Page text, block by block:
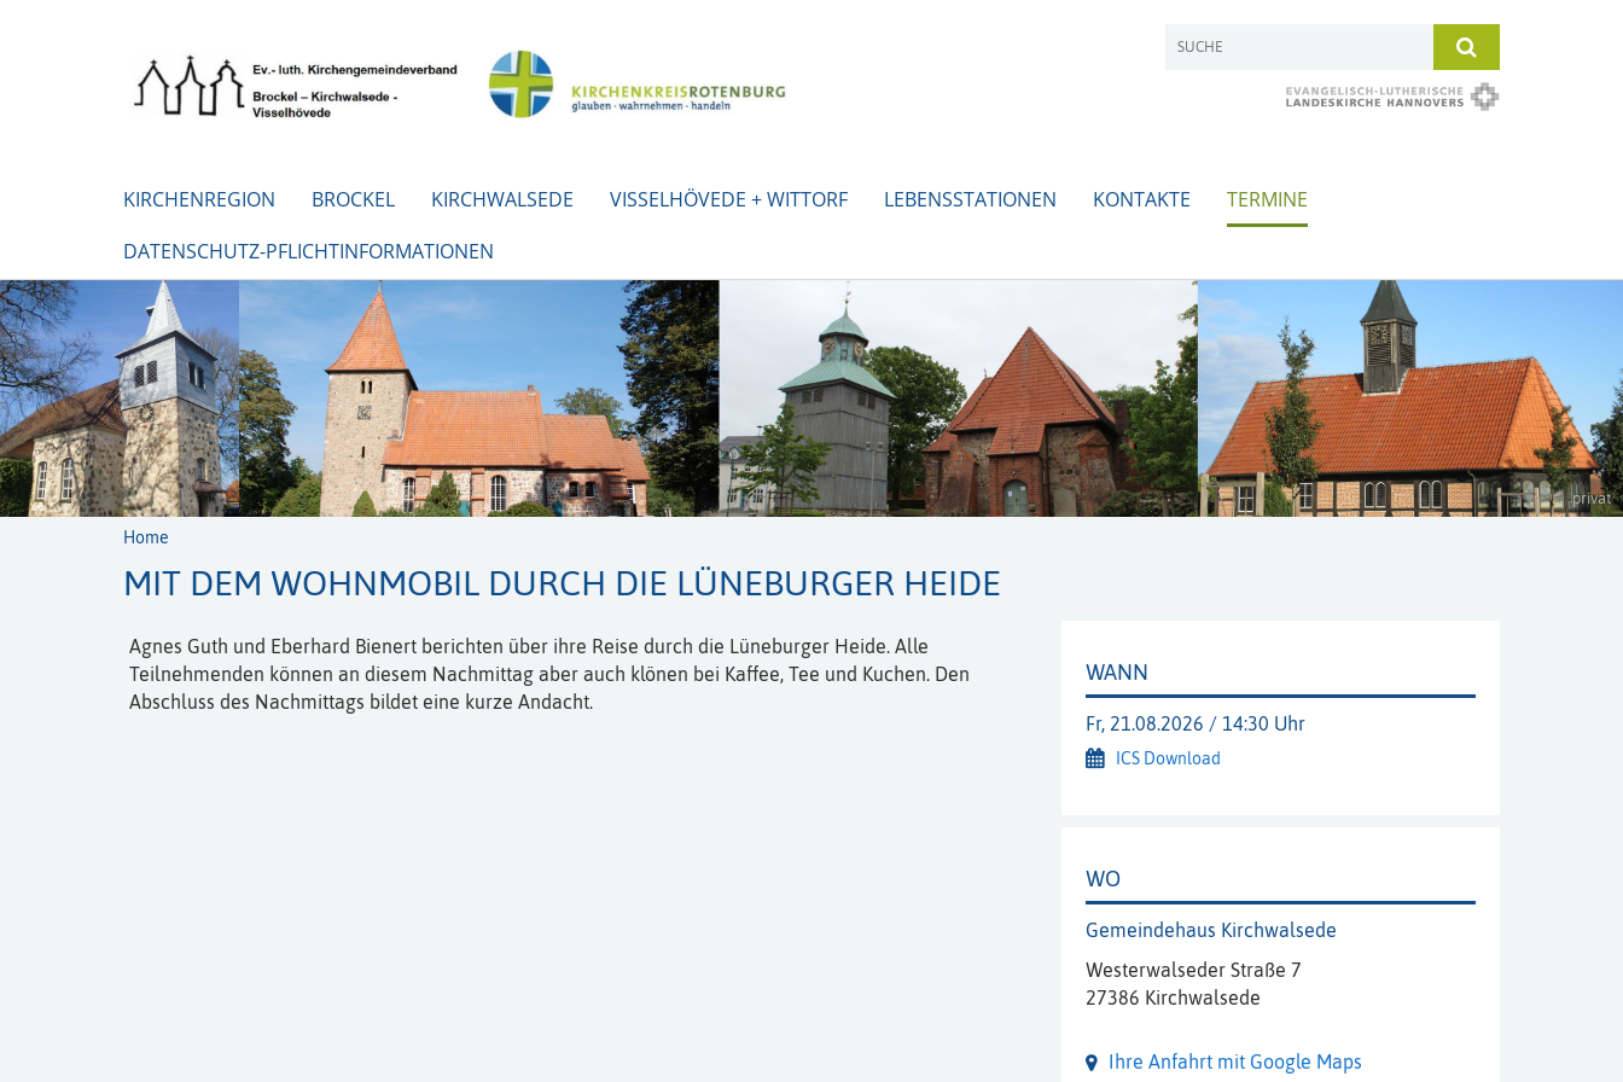
KIRCHENREGION BROCKEL KIRCHWALSEDE VISSELHÖVEDE + WITTORF LEBENSSTATIONEN KONTAKTE
TERMINE
DATENSCHUTZ-PFLICHTINFORMATIONEN
privat
Home
MIT DEM WOHNMOBIL DURCH DIE LÜNEBURGER HEIDE
Agnes Guth und Eberhard Bienert berichten über ihre Reise durch die Lüneburger Heide. Alle
Teilnehmenden können an diesem Nachmittag aber auch klönen bei Kaffee, Tee und Kuchen. Den
Abschluss des Nachmittags bildet eine kurze Andacht.
WANN
Fr, 21.08.2026 / 14:30 Uhr
ICS Download
WO
Gemeindehaus Kirchwalsede
Westerwalseder Straße 7
27386 Kirchwalsede
Ihre Anfahrt mit Google Maps